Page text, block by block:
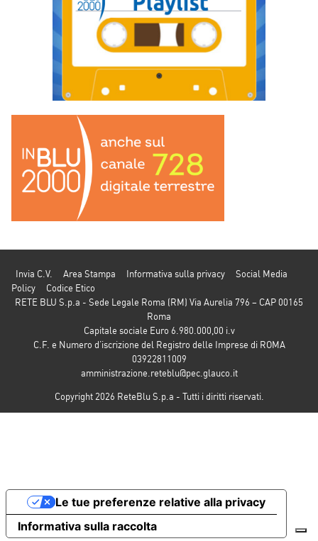
Invia C.V. Area Stampa Informativa sulla privacy
Social Media
Policy
Codice Etico
RETE BLU S.p.a - Sede Legale Roma (RM) Via Aurelia 796 – CAP 00165
Roma
Capitale sociale Euro 6.980.000,00 i.v
C.F. e Numero d’iscrizione del Registro delle Imprese di ROMA
03922811009
amministrazione.reteblu@pec.glauco.it
Copyright 2026 ReteBlu S.p.a - Tutti i diritti riservati.
Informativa sulla raccolta
Le tue preferenze relative alla privacy